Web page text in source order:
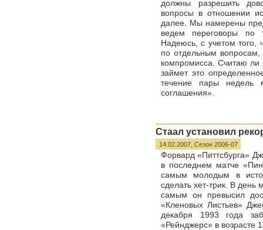
должны разрешить
вопросы в отношении
далее. Мы намерены
ведем переговоры по
Надеюсь, с учетом того,
по отдельным
компромисса. Считаю ли
займет это
течение пары недель
соглашения».
Стаал установил
14.02.2007, Сезон 2006-07
Форвард «Питтсбурга»
в последнем матче
самым молодым в
сделать хет-трик. В день
самым он превысил
«Кленовых Листьев»
декабря 1993 года
«Рейнджерс» в возрасте